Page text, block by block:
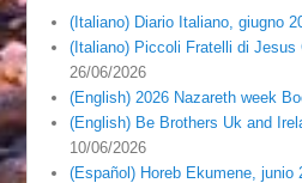
(Italiano) Diario Italiano, giugno
(Italiano) Piccoli Fratelli di Jesus
26/06/2026
(English) 2026 Nazareth week
(English) Be Brothers Uk and
10/06/2026
(Español) Horeb Ekumene, junio